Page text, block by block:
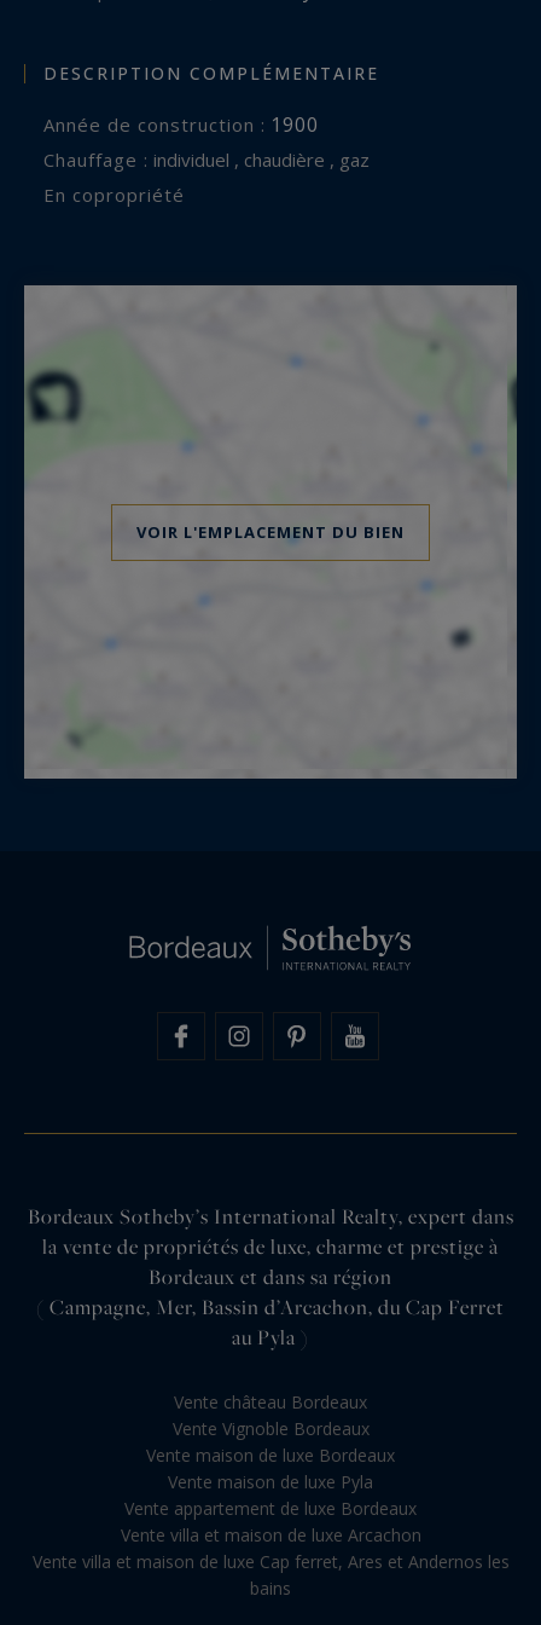
DESCRIPTION COMPLÉMENTAIRE
Année de construction : 1900
Chauffage : individuel , chaudière , gaz
En copropriété
VOIR L'EMPLACEMENT DU BIEN
Bordeaux Sotheby’s International Realty, expert dans
la vente de propriétés de luxe, charme et prestige à
Bordeaux et dans sa région
( Campagne, Mer, Bassin d’Arcachon, du Cap Ferret
au Pyla )
Vente château Bordeaux
Vente Vignoble Bordeaux
Vente maison de luxe Bordeaux
Vente maison de luxe Pyla
Vente appartement de luxe Bordeaux
Vente villa et maison de luxe Arcachon
Vente villa et maison de luxe Cap ferret, Ares et Andernos les
bains